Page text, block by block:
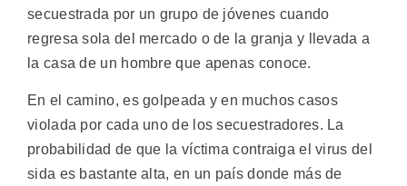
secuestrada por un grupo de jóvenes cuando
regresa sola del mercado o de la granja y llevada a
la casa de un hombre que apenas conoce.
En el camino, es golpeada y en muchos casos
violada por cada uno de los secuestradores. La
probabilidad de que la víctima contraiga el virus del
sida es bastante alta, en un país donde más de